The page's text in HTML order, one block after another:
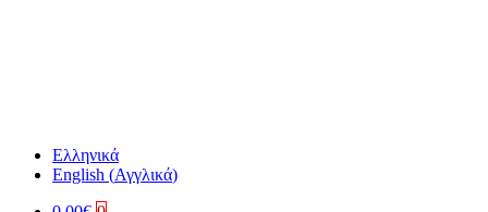
Ελληνικά
English (Αγγλικά)